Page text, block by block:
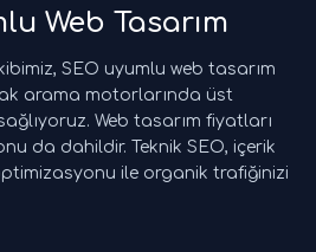
Web Tasarım
SEO uyumlu web tasarım
arama motorlarında üst
Web tasarım fiyatları
da dahildir. Teknik SEO, içerik
ile organik trafiğinizi